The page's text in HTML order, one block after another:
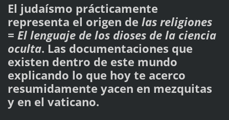
El judaísmo prácticamente
representa el origen de las religiones
= El lenguaje de los dioses de la ciencia
oculta. Las documentaciones que
existen dentro de este mundo
explicando lo que hoy te acerco
resumidamente yacen en mezquitas
y en el vaticano.